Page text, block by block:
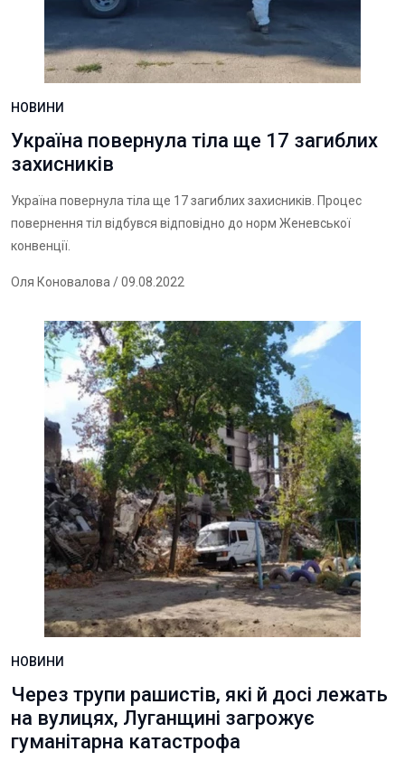
НОВИНИ
Україна повернула тіла ще 17 загиблих
захисників
Україна повернула тіла ще 17 загиблих захисників. Процес
повернення тіл відбувся відповідно до норм Женевської
конвенції.
Оля Коновалова / 09.08.2022
НОВИНИ
Через трупи рашистів, які й досі лежать
на вулицях, Луганщині загрожує
гуманітарна катастрофа